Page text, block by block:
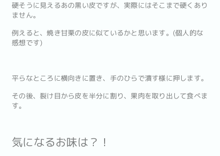
硬そうに見えるあの黒い皮ですが、実際にはそこまで硬くあり
ません。
例えると、焼き甘栗の皮に似ているかと思います。(個人的な
感想です)
平らなところに横向きに置き、手のひらで潰す様に押します。
その後、裂け目から皮を半分に割り、果肉を取り出して食べま
す。
気になるお味は？！